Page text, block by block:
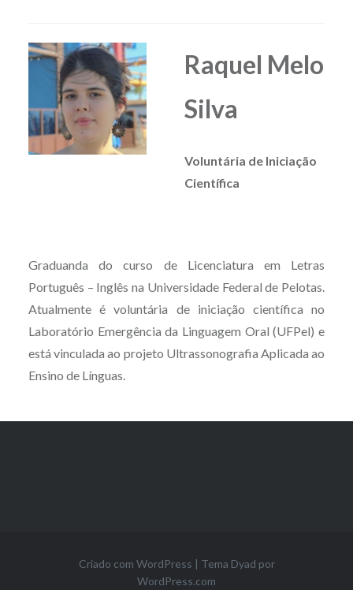
Raquel Melo
Silva
Voluntária de Iniciação
Científica
Graduanda do curso de Licenciatura em Letras
Português – Inglês na Universidade Federal de Pelotas.
Atualmente é voluntária de iniciação científica no
Laboratório Emergência da Linguagem Oral (UFPel) e
está vinculada ao projeto Ultrassonografia Aplicada ao
Ensino de Línguas.
Criado com WordPress | Tema Dyad por
WordPress.com